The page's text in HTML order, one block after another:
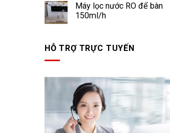
Máy lọc nước RO để bàn
150ml/h
HỖ TRỢ TRỰC TUYẾN